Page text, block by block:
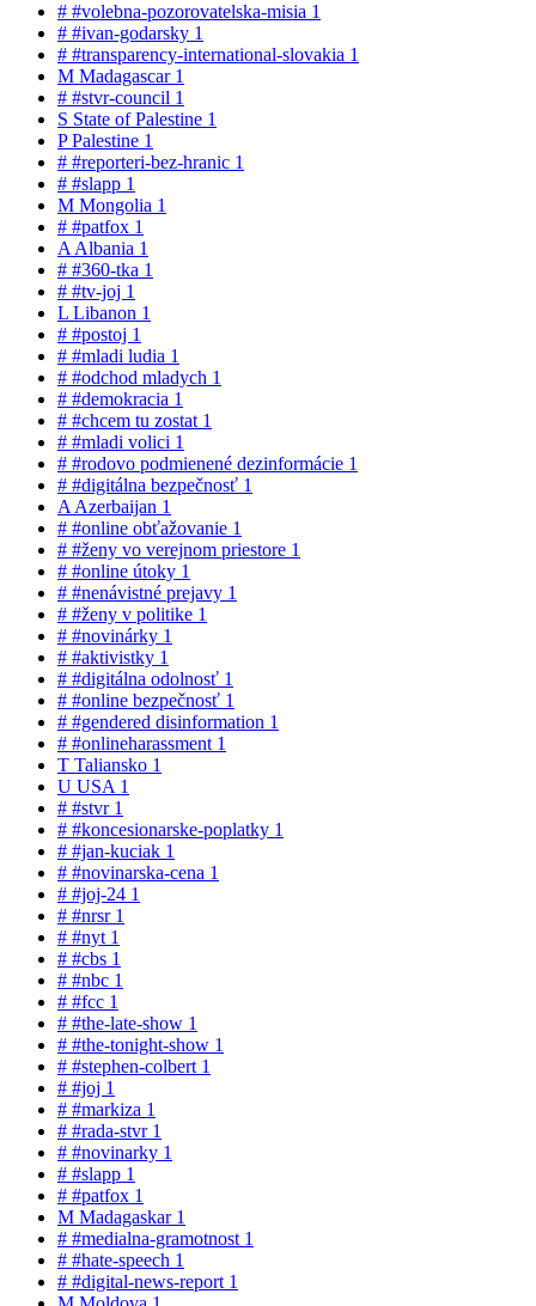
# #volebna-pozorovatelska-misia 1
# #ivan-godarsky 1
# #transparency-international-slovakia 1
M Madagascar 1
# #stvr-council 1
S State of Palestine 1
PPalestine 1
# #reporteri-bez-hranic 1
# #slapp 1
M Mongolia 1
# #patfox 1
A Albania 1
# #360-tka 1
# #tv-joj 1
L Libanon 1
# #postoj 1
# #mladi ludia 1
# #odchod mladych 1
# #demokracia 1
# #chcem tu zostat 1
# #mladi volici 1
# #rodovo podmienené dezinformácie 1
# #digitálna bezpečnosť 1
A Azerbaijan 1
# #online obťažovanie 1
# #ženy vo verejnom priestore 1
# #online útoky 1
# #nenávistné prejavy 1
# #ženy v politike 1
# #novinárky 1
# #aktivistky 1
# #digitálna odolnosť 1
# #online bezpečnosť 1
# #gendered disinformation 1
# #onlineharassment 1
T Taliansko 1
U USA 1
# #stvr 1
# #koncesionarske-poplatky 1
# #jan-kuciak 1
# #novinarska-cena 1
# #joj-24 1
# #nrsr 1
# #nyt 1
# #cbs 1
# #nbc 1
# #fcc 1
# #the-late-show 1
# #the-tonight-show 1
# #stephen-colbert 1
# #joj 1
# #markiza 1
# #rada-stvr 1
# #novinarky 1
# #slapp 1
# #patfox 1
M Madagaskar 1
# #medialna-gramotnost 1
# #hate-speech 1
# #digital-news-report 1